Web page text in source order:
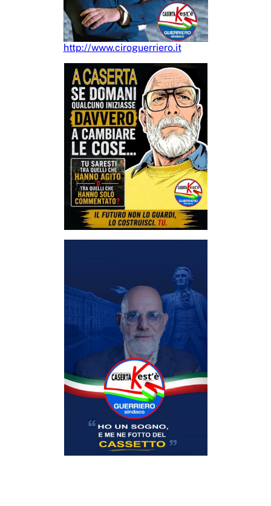
http://www.ciroguerriero.it